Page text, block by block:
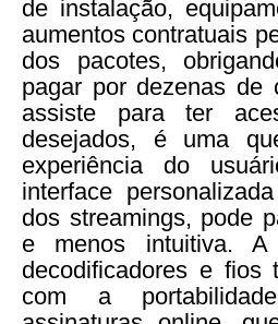
de instalação,
aumentos contratuais
dos pacotes,
pagar por dezenas de
assiste para ter
desejados, é uma
experiência do
interface
dos streamings, pode
e menos intuitiva. A
decodificadores e fios
com a